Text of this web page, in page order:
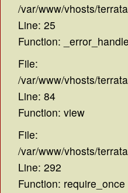
/var/www/vhosts/
Line: 25
Function:
File:
/var/www/vhosts/
Line: 84
Function: view
File:
/var/www/vhosts/
Line: 292
Function: require_once